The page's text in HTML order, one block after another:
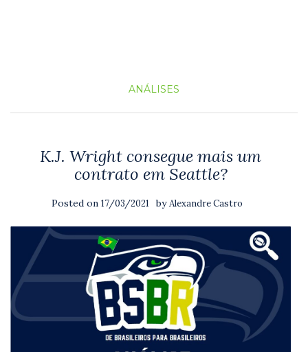
ANÁLISES
K.J. Wright consegue mais um
contrato em Seattle?
Posted on 17/03/2021 byAlexandre Castro